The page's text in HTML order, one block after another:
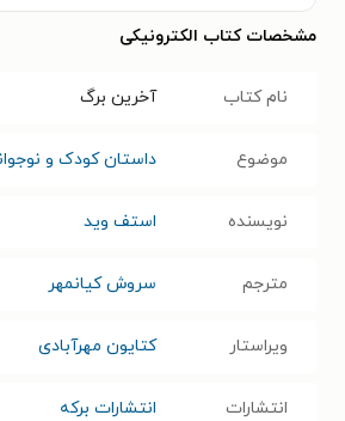
مشخصات کتاب الکترونیکی
نام کتاب آخرین برگ
موضوع داستان کودک و
نویسنده استف وید
مترجم سروش کیانمهر
ویراستار کتایون مهرآبادی
انتشارات انتشارات برکه